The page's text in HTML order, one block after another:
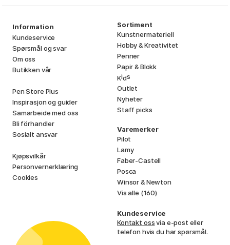
Information
Kundeservice
Spørsmål og svar
Om oss
Butikken vår
Pen Store Plus
Inspirasjon og guider
Samarbeide med oss
Bli förhandler
Sosialt ansvar
Kjøpsvilkår
Personvernerklæring
Cookies
Sortiment
Kunstnermateriell
Hobby & Kreativitet
Penner
Papir & Blokk
Kids
Outlet
Nyheter
Staff picks
Varemerker
Pilot
Lamy
Faber-Castell
Posca
Winsor & Newton
Vis alle (160)
Kundeservice
Kontakt ossvia e-post eller
telefon hvis du har spørsmål.